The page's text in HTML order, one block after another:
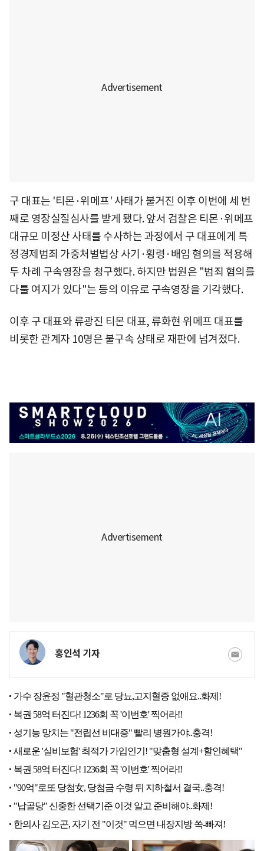
구 대표는 '티몬·위메프' 사태가 불거진 이후 이번에 세 번
째로 영장실질심사를 받게 됐다. 앞서 검찰은 티몬·위메프
대규모 미정산 사태를 수사하는 과정에서 구 대표에게 특
정경제범죄 가중처벌법상 사기·횡령·배임 혐의를 적용해
두 차례 구속영장을 청구했다. 하지만 법원은 "범죄 혐의를
다툴 여지가 있다"는 등의 이유로 구속영장을 기각했다.
이후 구 대표와 류광진 티몬 대표, 류화현 위메프 대표를
비롯한 관계자 10명은 불구속 상태로 재판에 넘겨졌다.
홍인석 기자